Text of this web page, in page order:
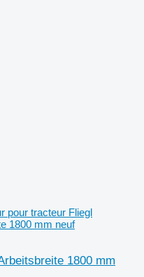
pour tracteur Fliegl
1800 mm neuf
1800 mm